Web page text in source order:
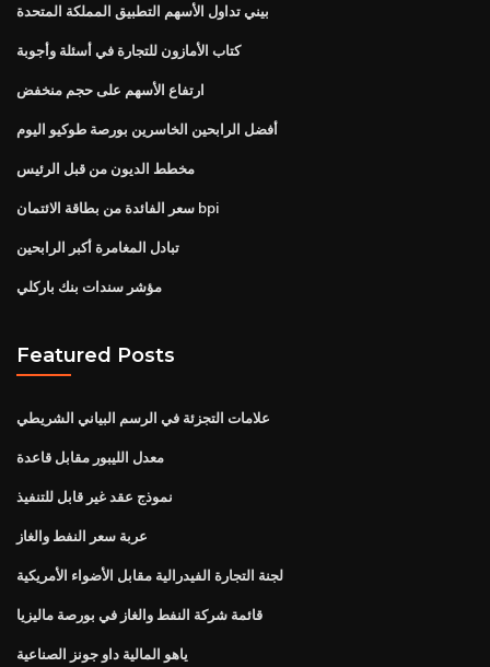
بيني تداول الأسهم التطبيق المملكة المتحدة
كتاب الأمازون للتجارة في أسئلة وأجوبة
ارتفاع الأسهم على حجم منخفض
أفضل الرابحين الخاسرين بورصة طوكيو اليوم
مخطط الديون من قبل الرئيس
سعر الفائدة من بطاقة الائتمان bpi
تبادل المغامرة أكبر الرابحين
مؤشر سندات بنك باركلي
Featured Posts
علامات التجزئة في الرسم البياني الشريطي
معدل الليبور مقابل قاعدة
نموذج عقد غير قابل للتنفيذ
عربة سعر النفط والغاز
لجنة التجارة الفيدرالية مقابل الأضواء الأمريكية
قائمة شركة النفط والغاز في بورصة ماليزيا
ياهو المالية داو جونز الصناعية